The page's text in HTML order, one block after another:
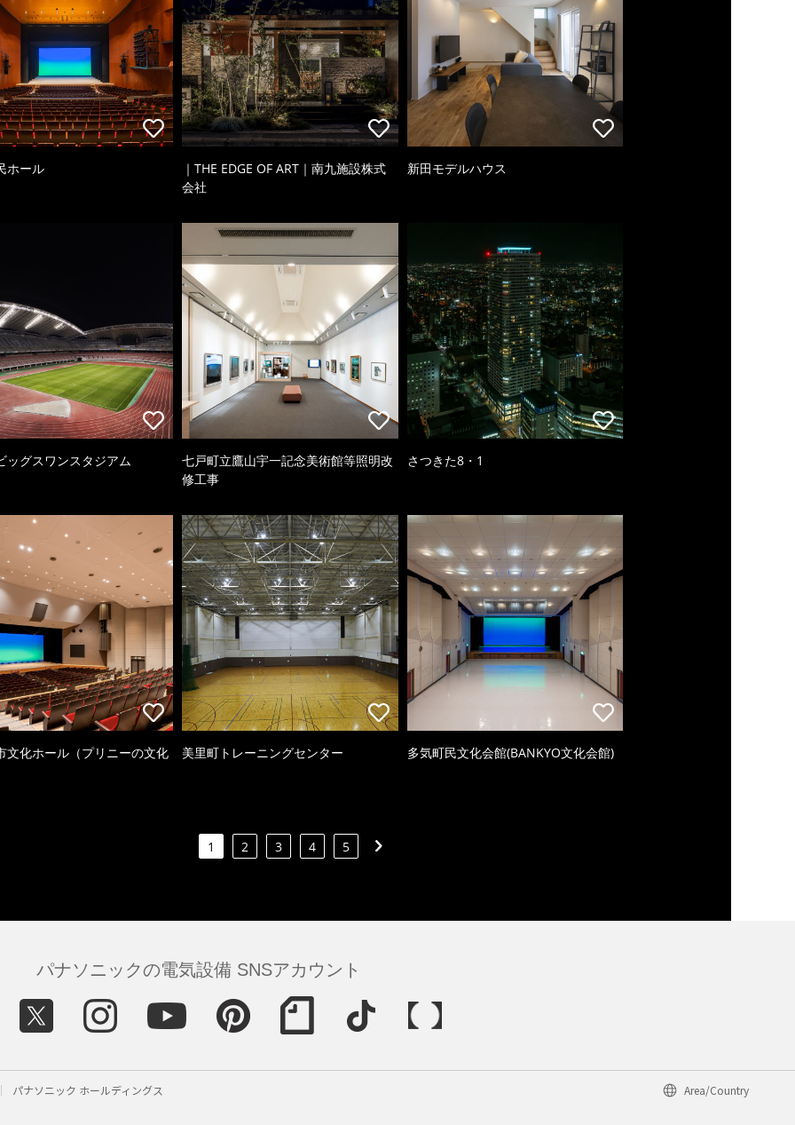
ホール
｜THE EDGE OF ART｜南九施設株式
会社
新田モデルハウス
ッグスワンスタジアム
七戸町立鷹山宇一記念美術館等照明改
修工事
さつきた8・1
文化ホール（プリニーの文化
美里町トレーニングセンター 多気町民文化会館(BANKYO文化会館)
1 2 3 4 5
パナソニックの電気設備 SNSアカウント
パナソニック ホールディングス Area/Country